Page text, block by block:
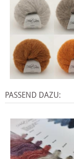
PASSEND DAZU: